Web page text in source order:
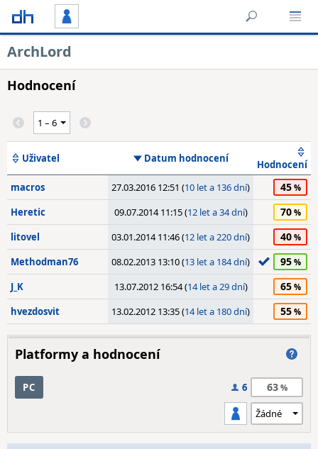
ArchLord
Hodnocení
Uživatel Datum hodnocení
Hodnocení
macros
27.03.2016 12:51 (10 let a 136 dní) 45
Heretic 09.07.2014 11:15 (12 let a 34 dní) 70
litovel 03.01.2014 11:46 (12 let a 220 dní) 40
Methodman76 08.02.2013 13:10 (13 let a 184 dní) 95
J_K 13.07.2012 16:54 (14 let a 29 dní) 65
hvezdosvit 13.02.2012 13:35 (14 let a 180 dní) 55
Platformy a hodnocení
PC 6 63